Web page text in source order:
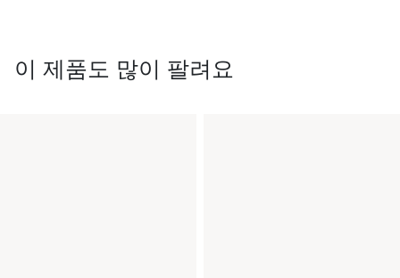
이 제품도 많이 팔려요